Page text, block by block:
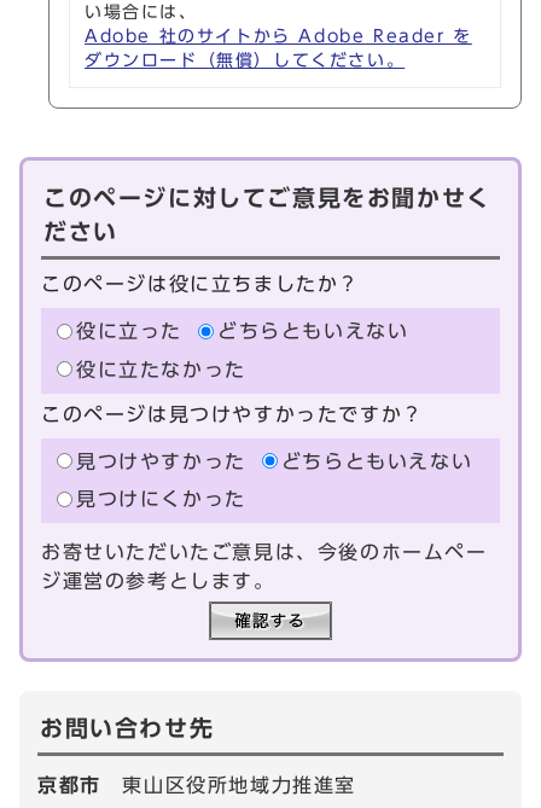
い場合には、
Adobe 社のサイトから Adobe Reader を
ダウンロード（無償）してください。
このページに対してご意見をお聞かせく
ださい
このページは役に立ちましたか？
役に立った
どちらともいえない
役に立たなかった
このページは見つけやすかったですか？
見つけやすかった
どちらともいえない
見つけにくかった
お寄せいただいたご意見は、今後のホームペー
ジ運営の参考とします。
お問い合わせ先
京都市東山区役所地域力推進室